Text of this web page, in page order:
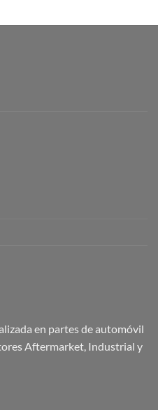
en partes de automóvil
Aftermarket, Industrial y